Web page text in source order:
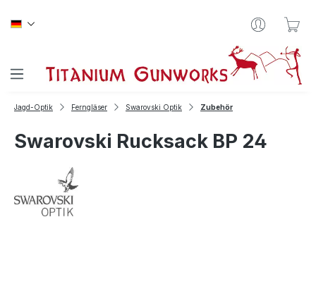
Jagd-Optik Ferngläser Swarovski Optik Zubehör
Swarovski Rucksack BP 24